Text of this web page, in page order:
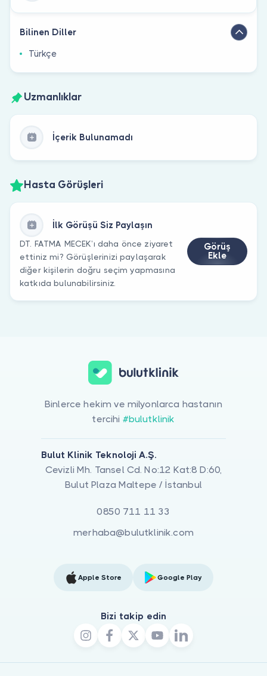
Bilinen Diller
Türkçe
Uzmanlıklar
İçerik Bulunamadı
Hasta Görüşleri
İlk Görüşü Siz Paylaşın
DT. FATMA MECEK’ı daha önce ziyaret
ettiniz mi? Görüşlerinizi paylaşarak
diğer kişilerin doğru seçim yapmasına
katkıda bulunabilirsiniz.
Görüş
Ekle
Binlerce hekim ve milyonlarca hastanın
tercihi #bulutklinik
Bulut Klinik Teknoloji A.Ş.
Cevizli Mh. Tansel Cd. No:12 Kat:8 D:60,
Bulut Plaza Maltepe / İstanbul
0850 711 11 33
merhaba@bulutklinik.com
Apple Store Google Play
Bizi takip edin